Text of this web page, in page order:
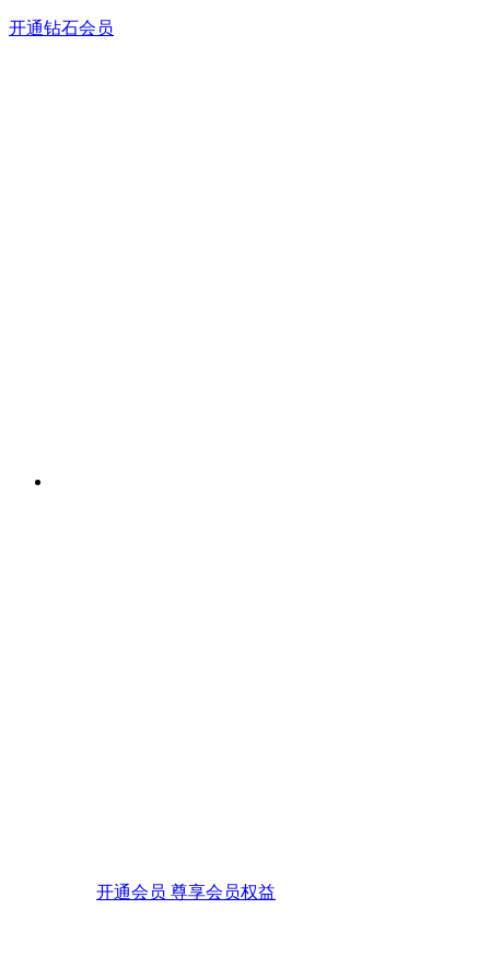
开通钻石会员
开通会员 尊享会员权益